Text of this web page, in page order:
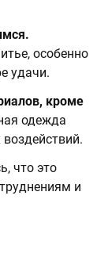
особенно
удачи.
кроме
одежда
что это
и